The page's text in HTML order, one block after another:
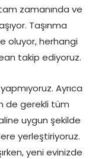
zamanında ve
Taşınma
oluyor, herhangi
takip ediyoruz.
Ayrıca
de gerekli tüm
uygun şekilde
yerleştiriyoruz.
yeni evinizde